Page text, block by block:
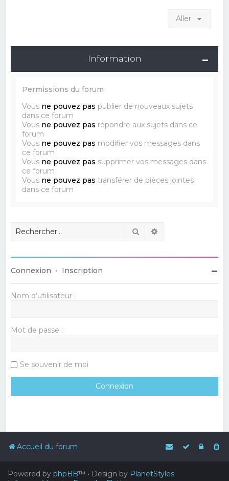
Aller
Information
Permissions du forum
Vous ne pouvez pas publier de nouveaux sujets
dans ce forum
Vous ne pouvez pas répondre aux sujets dans ce
forum
Vous ne pouvez pas modifier vos messages dans
ce forum
Vous ne pouvez pas supprimer vos messages dans
ce forum
Vous ne pouvez pas transférer de pièces jointes
dans ce forum
Rechercher
Connexion • Inscription
Nom d’utilisateur :
Mot de passe :
Se souvenir de moi
Accueil du forum
Powered by phpBB™ • Design by PlanetStyles